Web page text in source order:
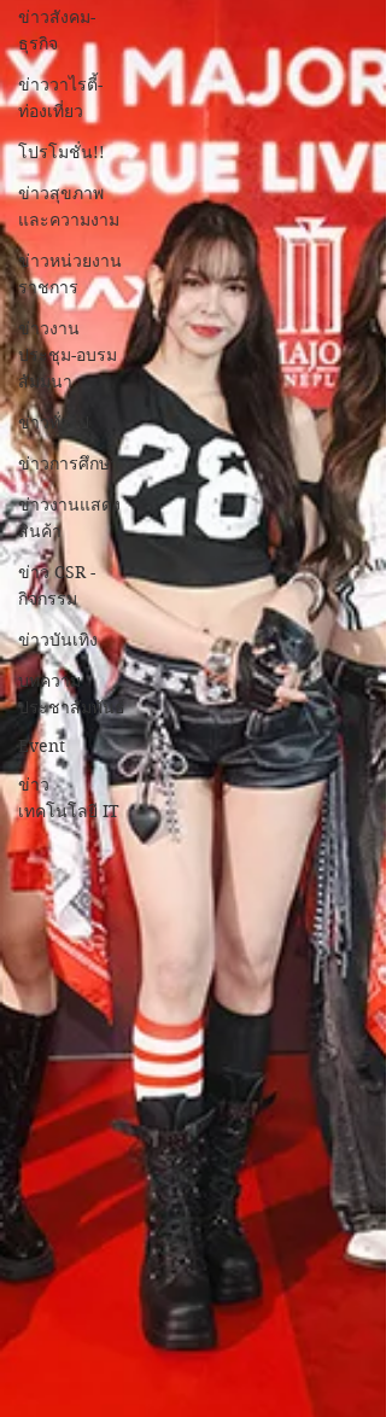
ข่าวสังคม-
ธุรกิจ
ข่าววาไรตี้-
ท่องเที่ยว
โปรโมชั่น!!
ข่าวสุขภาพ
และความงาม
ข่าวหน่วยงาน
ราชการ
ข่าวงาน
ประชุม-อบรม
สัมมนา
ข่าวทั่วไป
ข่าวการศึกษา
ข่าวงานแสดง
สินค้า
ข่าว CSR -
กิจกรรม
ข่าวบันเทิง
บทความ
ประชาสัมพันธ์
Event
ข่าว
เทคโนโลยี IT